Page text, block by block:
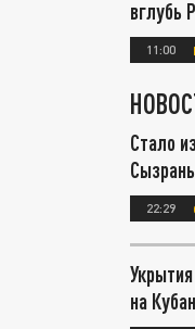
вглубь
11:00
Стало
22:29
на